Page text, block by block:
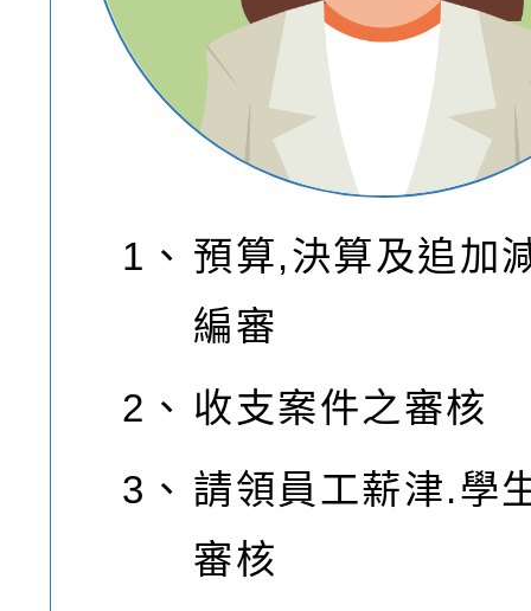
1、 預算,決算及追加
編審
2、 收支案件之審核
3、 請領員工薪津.學
審核